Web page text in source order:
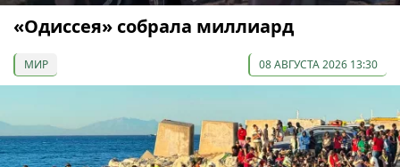
«Одиссея» собрала миллиард
МИР 08 АВГУСТА 2026 13:30